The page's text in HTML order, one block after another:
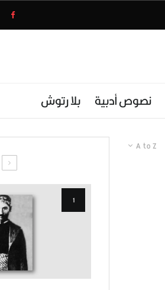
نصوص أدبية بلا رتوش
A to Z